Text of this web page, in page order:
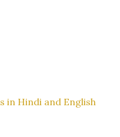
in Hindi and English